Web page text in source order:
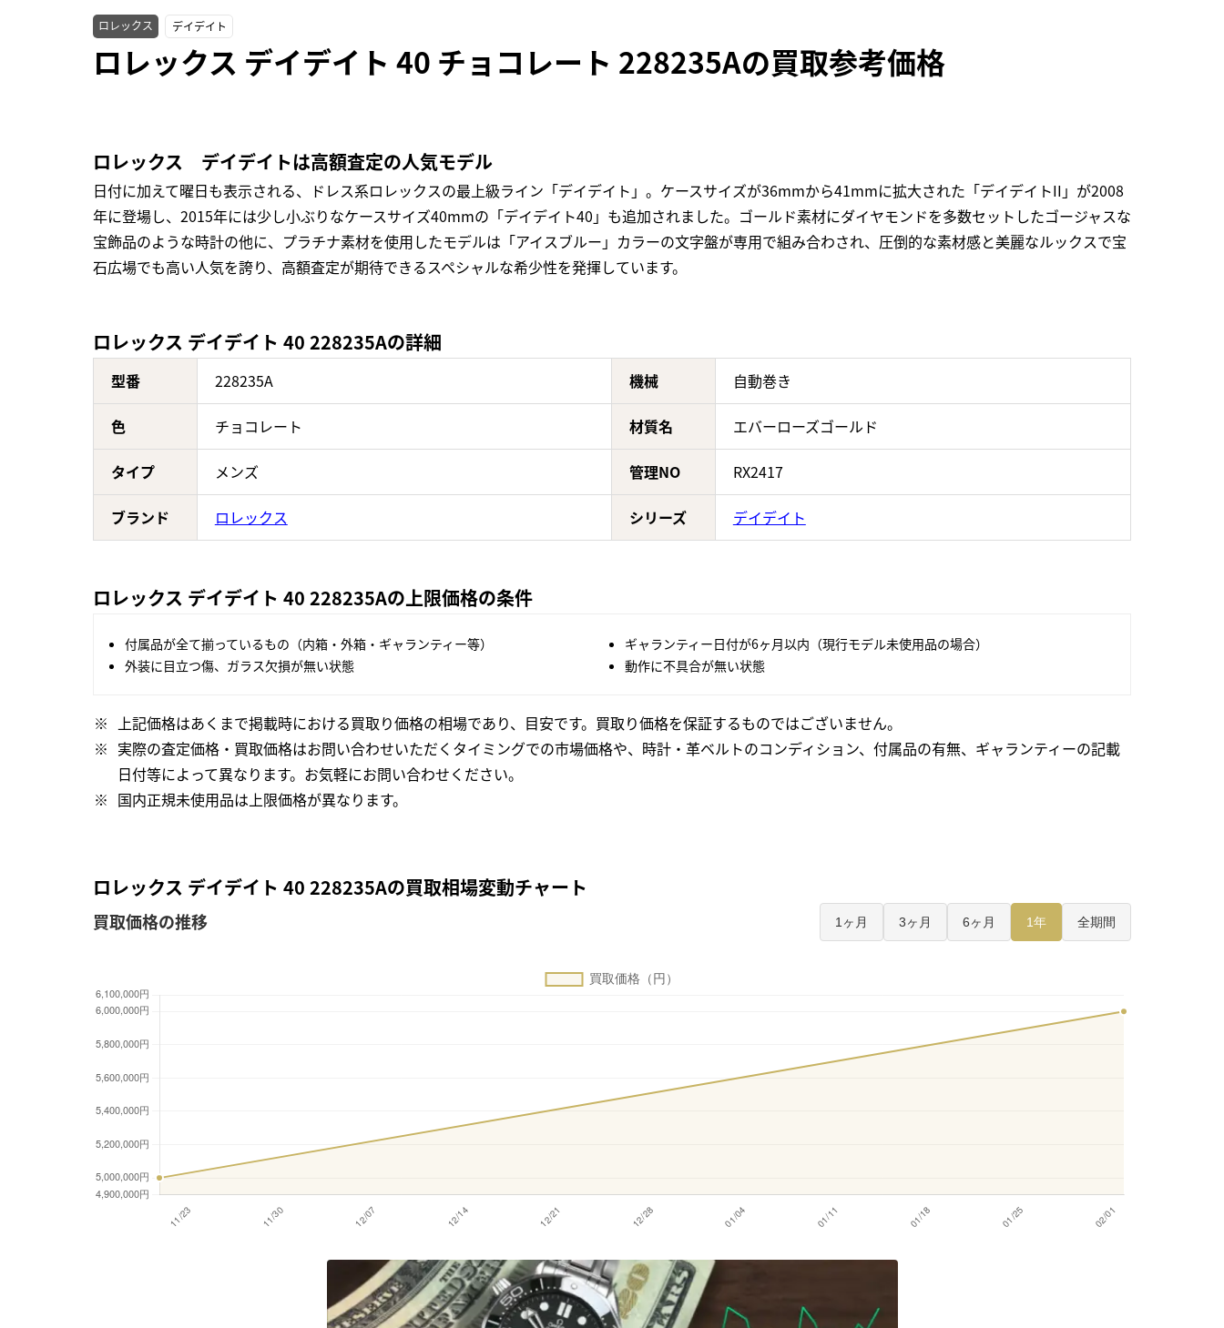
ロレックス デイデイト
ロレックス デイデイト 40 チョコレート 228235Aの買取参考価格
ロレックス デイデイトは高額査定の人気モデル
日付に加えて曜日も表示される、ドレス系ロレックスの最上級ライン「デイデイト」。ケースサイズが36mmから41mmに拡大された「デイデイトII」が2008
年に登場し、2015年には少し小ぶりなケースサイズ40mmの「デイデイト40」も追加されました。ゴールド素材にダイヤモンドを多数セットしたゴージャスな
宝飾品のような時計の他に、プラチナ素材を使用したモデルは「アイスブルー」カラーの文字盤が専用で組み合わされ、圧倒的な素材感と美麗なルックスで宝
石広場でも高い人気を誇り、高額査定が期待できるスペシャルな希少性を発揮しています。
ロレックス デイデイト 40 228235Aの詳細
型番 228235A 機械 自動巻き
色 チョコレート 材質名 エバーローズゴールド
タイプ メンズ 管理NO RX2417
ブランド ロレックス シリーズ デイデイト
ロレックス デイデイト 40 228235Aの上限価格の条件
付属品が全て揃っているもの（内箱・外箱・ギャランティー等）
ギャランティー日付が6ヶ月以内（現行モデル未使用品の場合）
外装に目立つ傷、ガラス欠損が無い状態
動作に不具合が無い状態
上記価格はあくまで掲載時における買取り価格の相場であり、目安です。買取り価格を保証するものではございません。
実際の査定価格・買取価格はお問い合わせいただくタイミングでの市場価格や、時計・革ベルトのコンディション、付属品の有無、ギャランティーの記載
日付等によって異なります。お気軽にお問い合わせください。
国内正規未使用品は上限価格が異なります。
ロレックス デイデイト 40 228235Aの買取相場変動チャート
買取価格の推移 1ヶ月 3ヶ月 6ヶ月 1年 全期間